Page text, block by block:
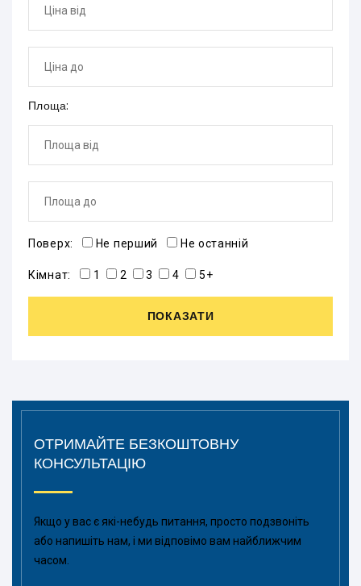
Площа:
Поверх: Не перший Не останній
Кімнат: 1 2 3 4 5+
ПОКАЗАТИ
ОТРИМАЙТЕ БЕЗКОШТОВНУ
КОНСУЛЬТАЦІЮ
Якщо у вас є які-небудь питання, просто подзвоніть
або напишіть нам, і ми відповімо вам найближчим
часом.